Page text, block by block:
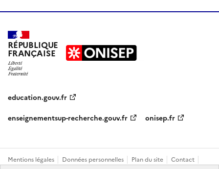
RÉPUBLIQUE
FRANÇAISE
education.gouv.fr
enseignementsup-recherche.gouv.fr
onisep.fr
Mentions légales Données personnelles Plan du site
Contact